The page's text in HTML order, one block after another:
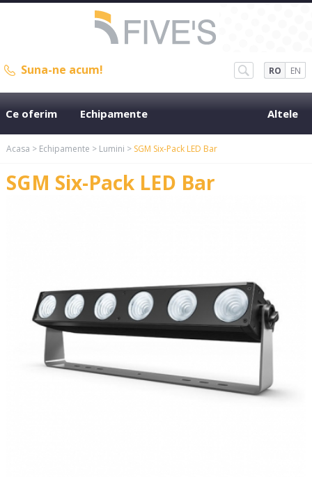
Suna-ne acum! RO EN
Ce oferim Echipamente Altele
Acasa > Echipamente > Lumini >SGM Six-Pack LED Bar
SGM Six-Pack LED Bar